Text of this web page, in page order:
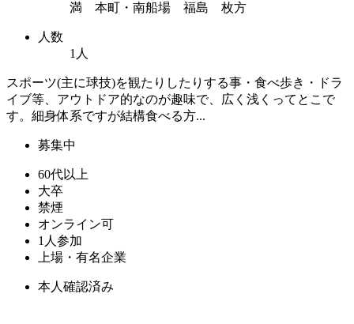
満 本町・南船場 福島 枚方
人数
1人
スポーツ(主に球技)を観たりしたりする事・食べ歩き・ドラ
イブ等、アウトドア的なのが趣味で、広く浅くってとこで
す。細身体系ですが結構食べる方...
募集中
60代以上
大卒
禁煙
オンライン可
1人参加
上場・有名企業
本人確認済み